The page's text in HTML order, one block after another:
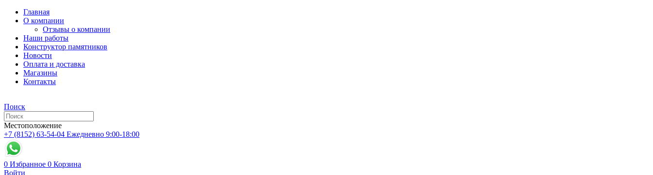
Главная
О компании
Отзывы о компании
Наши работы
Конструктор памятников
Новости
Оплата и доставка
Магазины
Контакты
Поиск
Местоположение
+7 (8152) 63-54-04 Ежедневно 9:00-18:00
0 Избранное 0 Корзина
Войти